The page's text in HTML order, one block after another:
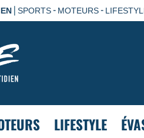
| SPORTS- MOTEURS-
LIFESTYLE